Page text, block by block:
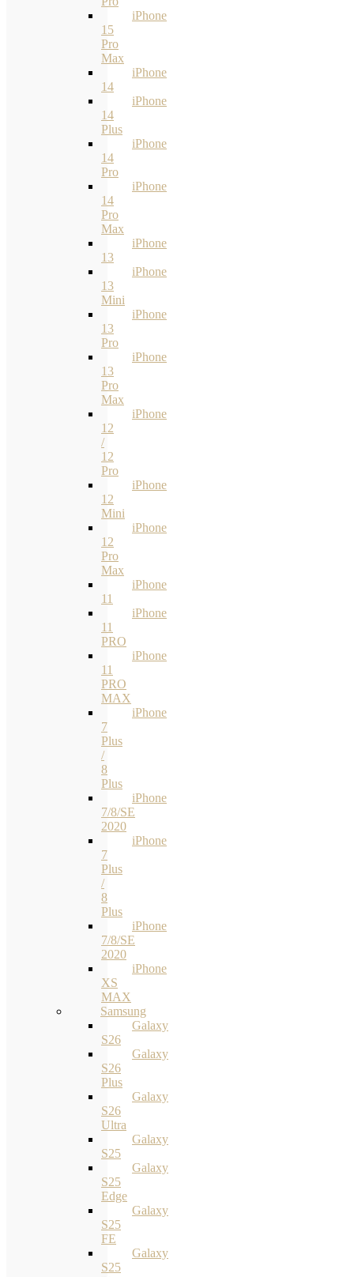
iPhone
15
Pro
Max
iPhone
14
iPhone
14
Plus
iPhone
14
Pro
iPhone
14
Pro
Max
iPhone
13
iPhone
13
Mini
iPhone
13
Pro
iPhone
13
Pro
Max
iPhone
12
/
12
Pro
iPhone
12
Mini
iPhone
12
Pro
Max
iPhone
11
iPhone
11
PRO
iPhone
11
PRO
MAX
iPhone
7
Plus
/
8
Plus
iPhone
7/8/SE
2020
iPhone
7
Plus
/
8
Plus
iPhone
7/8/SE
2020
iPhone
XS
MAX
Samsung
Galaxy
S26
Galaxy
S26
Plus
Galaxy
S26
Ultra
Galaxy
S25
Galaxy
S25
Edge
Galaxy
S25
FE
Galaxy
S25